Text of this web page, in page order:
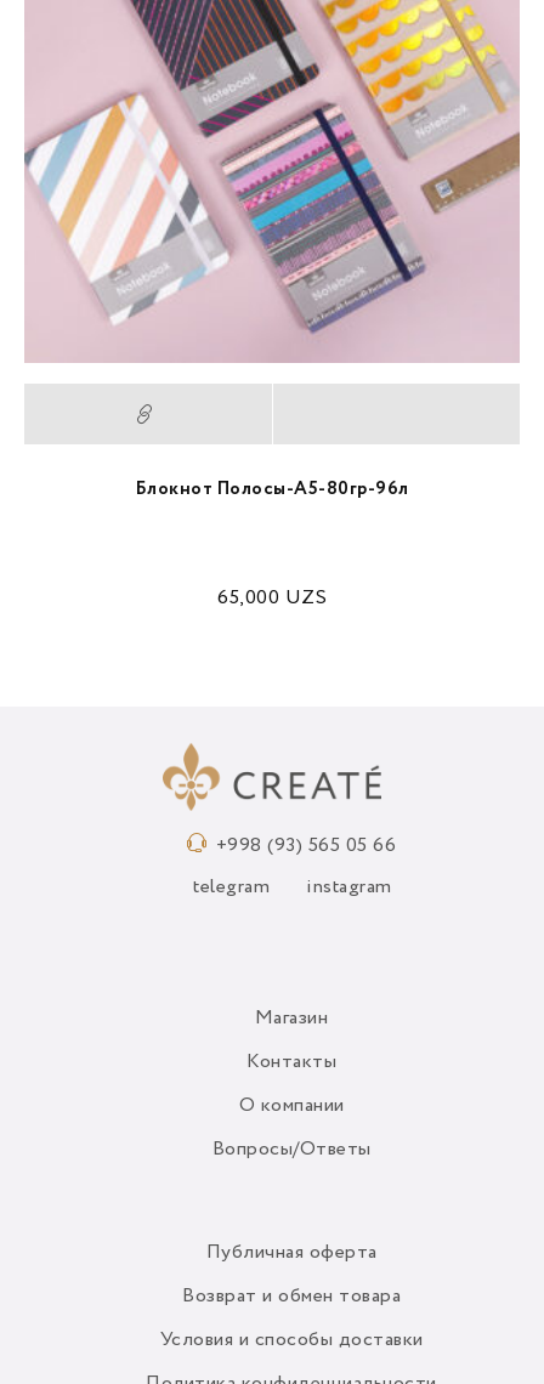
Блокнот Полосы-A5-80гр-96л
65,000 UZS
+998 (93) 565 05 66
telegram instagram
Магазин
Контакты
О компании
Вопросы/Ответы
Публичная оферта
Возврат и обмен товара
Условия и способы доставки